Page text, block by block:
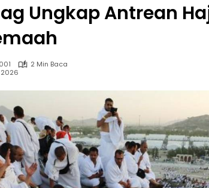
Ungkap Antrean
2 Min Baca
2026